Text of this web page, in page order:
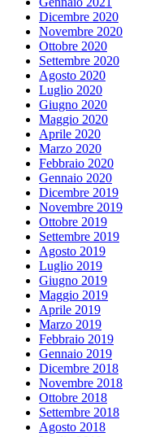
Dicembre 2020
Novembre 2020
Ottobre 2020
Settembre 2020
Agosto 2020
Luglio 2020
Giugno 2020
Maggio 2020
Aprile 2020
Marzo 2020
Febbraio 2020
Gennaio 2020
Dicembre 2019
Novembre 2019
Ottobre 2019
Settembre 2019
Agosto 2019
Luglio 2019
Giugno 2019
Maggio 2019
Aprile 2019
Marzo 2019
Febbraio 2019
Gennaio 2019
Dicembre 2018
Novembre 2018
Ottobre 2018
Settembre 2018
Agosto 2018